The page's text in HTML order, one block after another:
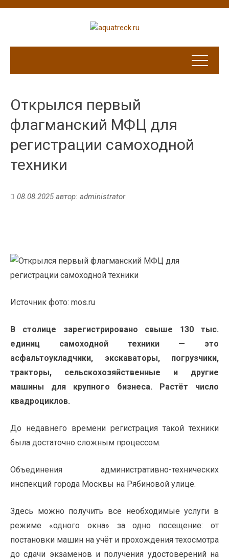
Открылся первый
флагманский МФЦ для
регистрации самоходной
техники
08.08.2025автор: administrator
Источник фото: mos.ru
В столице зарегистрировано свыше 130 тыс.
единиц самоходной техники — это
асфальтоукладчики, экскаваторы, погрузчики,
тракторы, сельскохозяйственные и другие
машины для крупного бизнеса. Растёт число
квадроциклов.
До недавнего времени регистрация такой техники
была достаточно сложным процессом.
Объединения административно-технических
инспекций города Москвы на Рябиновой улице.
Здесь можно получить все необходимые услуги в
режиме «одного окна» за одно посещение: от
постановки машин на учёт и прохождения техосмотра
до сдачи экзаменов и получения удостоверений на